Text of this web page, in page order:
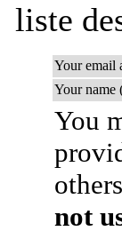
liste
Your email
Your name
You
not